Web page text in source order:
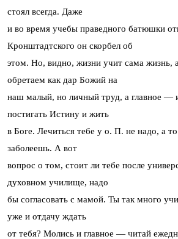
стоял всегда. Даже
и во время учебы праведного батюшки
Кронштадтского он скорбел об
этом. Но, видно, жизни учит сама жизнь,
обретаем как дар Божий на
наш малый, но личный труд, а главное —
постигать Истину и жить
в Боге. Лечиться тебе у о. П. не надо, а
заболеешь. А вот
вопрос о том, стоит ли тебе после
духовном училище, надо
бы согласовать с мамой. Ты так много
уже и отдачу ждать
от тебя? Молись и главное — читай